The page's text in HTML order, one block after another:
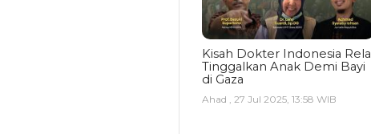
Kisah Dokter Indonesia Rela
Tinggalkan Anak Demi Bayi
di Gaza
Ahad , 27 Jul 2025, 13:58 WIB